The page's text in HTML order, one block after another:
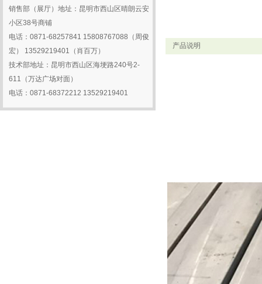
喷墨打印机该如何选择喷... 2016-02-22
赛博| 20...
关于我公司产品长假期间... 2016-01-30
影响压电写真机与电脑之...
关于放假的通知 2016-01-28
销售部（展厅）地址：昆明市西山区晴朗云安
小区38号商铺
电话：0871-68257841 15808767088（周俊
宏） 13529219401（肖百万）
技术部地址：昆明市西山区海埂路240号2-
611（万达广场对面）
电话：0871-68372212 13529219401
产品说明